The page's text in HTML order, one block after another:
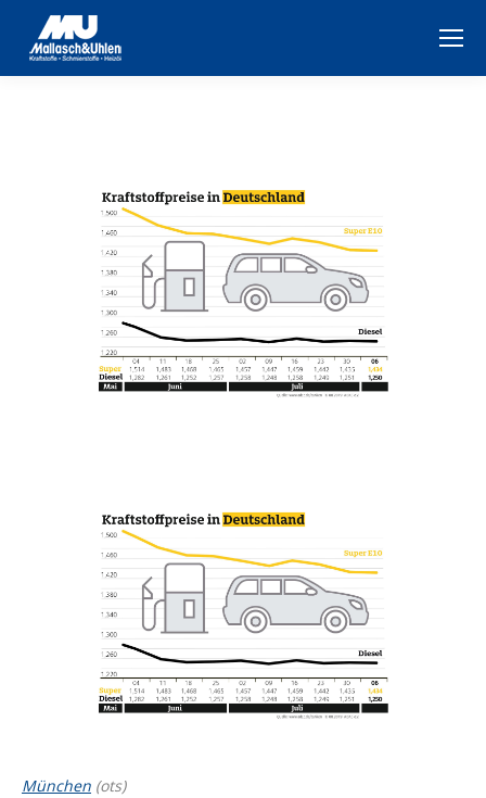
München (ots)